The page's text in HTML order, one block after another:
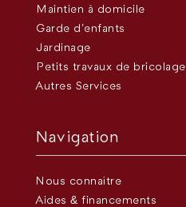
Maintien à domicile
Garde d’enfants
Jardinage
Petits travaux de bricolage
Autres Services
Navigation
Nous connaître
Aides & financements